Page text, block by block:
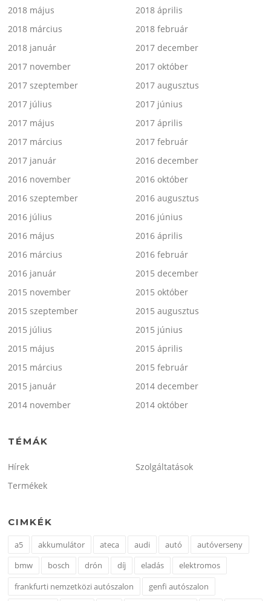
2018 május
2018 április
2018 március
2018 február
2018 január
2017 december
2017 november
2017 október
2017 szeptember
2017 augusztus
2017 július
2017 június
2017 május
2017 április
2017 március
2017 február
2017 január
2016 december
2016 november
2016 október
2016 szeptember
2016 augusztus
2016 július
2016 június
2016 május
2016 április
2016 március
2016 február
2016 január
2015 december
2015 november
2015 október
2015 szeptember
2015 augusztus
2015 július
2015 június
2015 május
2015 április
2015 március
2015 február
2015 január
2014 december
2014 november
2014 október
TÉMÁK
Hírek
Szolgáltatások
Termékek
CIMKÉK
a5 akkumulátor ateca audi autó
autóverseny
bmw
bosch drón díj eladás
elektromos
frankfurti nemzetközi autószalon
genfi autószalon